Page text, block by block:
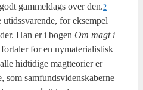
gam­mel­dags over den.2
for eksem­pel
Han er i bogen Om magt i
for en nyma­te­ri­a­li­stisk
hid­ti­di­ge magt­te­o­ri­er er
som sam­funds­vi­den­ska­ber­ne